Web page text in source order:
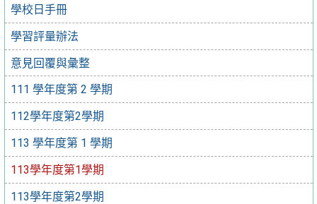
學校日手冊
學習評量辦法
意見回覆與彙整
111 學年度第 2 學期
112學年度第2學期
113 學年度第 1 學期
113學年度第1學期
113學年度第2學期